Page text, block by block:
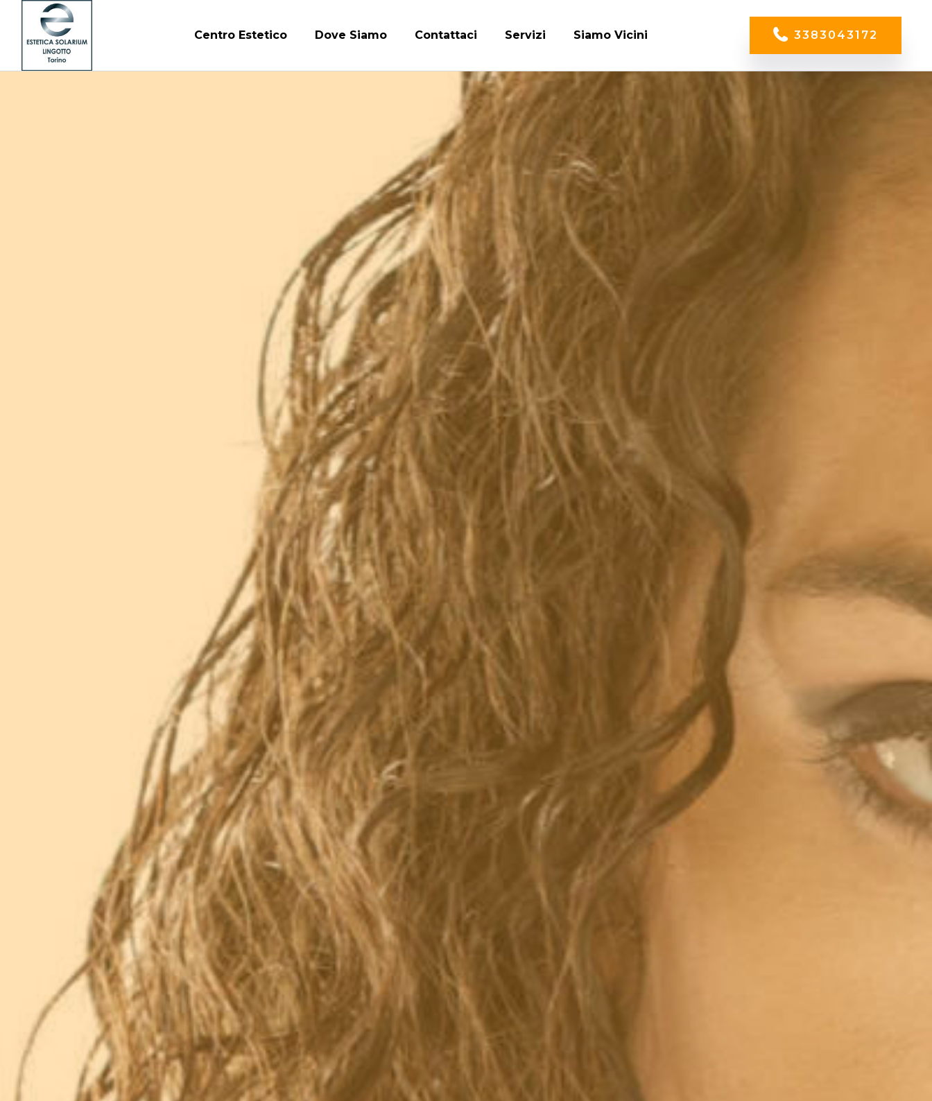
Centro Estetico Dove Siamo Contattaci Servizi Siamo Vicini 3383043172